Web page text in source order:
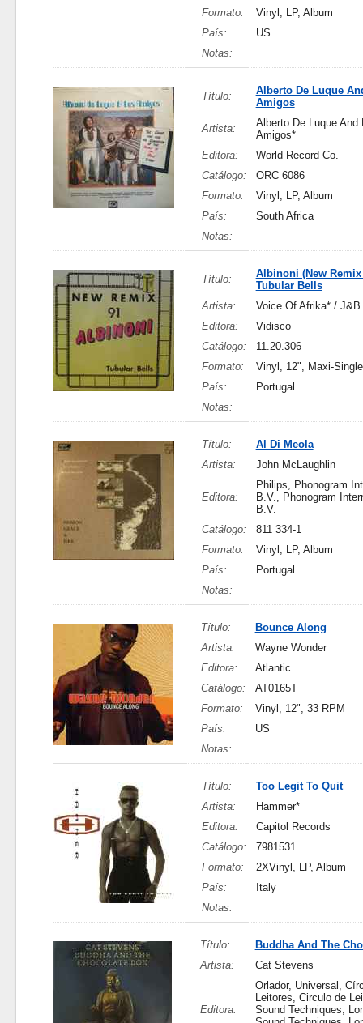
Formato:
Vinyl, LP, Album
País:
US
Notas:
Título:
Alberto De Luque
Amigos
Artista:
Alberto De Luque And
Amigos*
Editora:
World Record Co.
Catálogo:
ORC 6086
Formato:
Vinyl, LP, Album
País:
South Africa
Notas:
Título:
Albinoni (New Remix
Tubular Bells
Artista:
Voice Of Afrika* / J&B
Editora:
Vidisco
Catálogo:
11.20.306
Formato:
Vinyl, 12", Maxi-Single
País:
Portugal
Notas:
Título:
Al Di Meola
Artista:
John McLaughlin
Editora:
Philips, Phonogram
B.V., Phonogram
B.V.
Catálogo:
811 334-1
Formato:
Vinyl, LP, Album
País:
Portugal
Notas:
Título:
Bounce Along
Artista:
Wayne Wonder
Editora:
Atlantic
Catálogo:
AT0165T
Formato:
Vinyl, 12", 33 RPM
País:
US
Notas:
Título:
Too Legit To Quit
Artista:
Hammer*
Editora:
Capitol Records
Catálogo:
7981531
Formato:
2XVinyl, LP, Album
País:
Italy
Notas:
Título:
Buddha And The
Artista:
Cat Stevens
Editora:
Orlador, Universal,
Leitores, Circulo de
Sound Techniques,